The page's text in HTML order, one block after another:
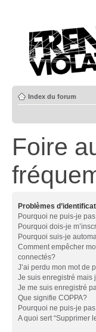
Index du forum
Foire
Problèmes
Pourquoi ne puis-je
Pourquoi dois-je
Pourquoi suis-je
Comment empêcher
connectés?
J’ai perdu mon mot de
Je suis enregistré mais
Je me suis enregistré
Que signifie COPPA?
Pourquoi ne puis-je
A quoi sert “Supprimer